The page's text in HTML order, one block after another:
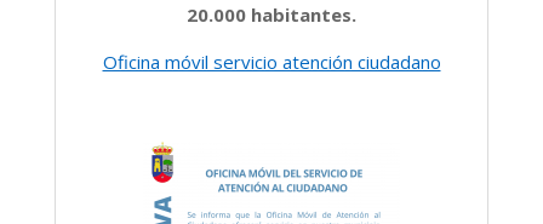
20.000 habitantes.
Oficina móvil servicio atención ciudadano